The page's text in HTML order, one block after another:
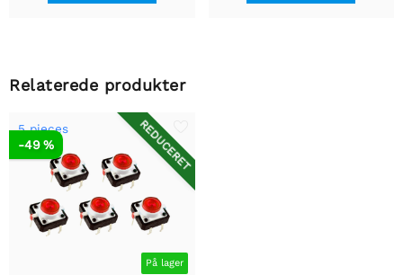
Relaterede produkter
REDUCERET
5 pieces
På lager
-49 %